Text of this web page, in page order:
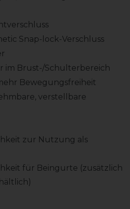
Snap-lock-Verschluss
im Brust-/Schulterbereich
Bewegungsfreiheit
verstellbare
zur Nutzung als
für Beingurte (zusätzlich